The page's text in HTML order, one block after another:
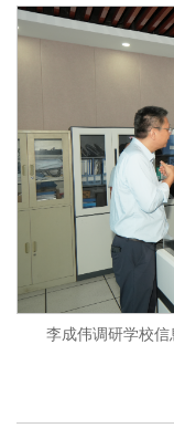
李成伟调研学校